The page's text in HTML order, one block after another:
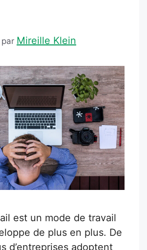
par Mireille Klein
est un mode de travail
de plus en plus. De
d’entreprises adoptent